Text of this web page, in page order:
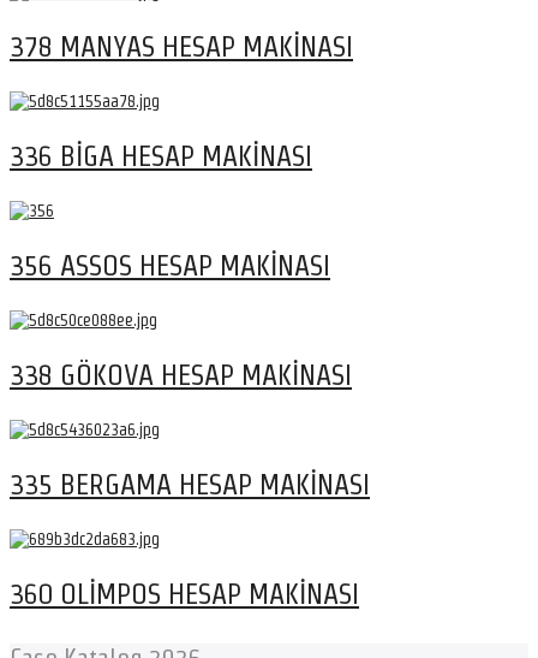
378 MANYAS HESAP MAKİNASI
336 BİGA HESAP MAKİNASI
356 ASSOS HESAP MAKİNASI
338 GÖKOVA HESAP MAKİNASI
335 BERGAMA HESAP MAKİNASI
360 OLİMPOS HESAP MAKİNASI